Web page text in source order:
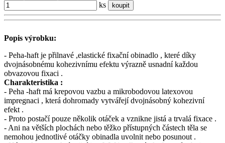
ks
koupit
Popis výrobku:
- Peha-haft je přilnavé ,elastické fixační obinadlo , které díky
dvojnásobnému kohezivnímu efektu výrazně usnadní každou
obvazovou fixaci .
Charakteristika :
- Peha -haft má krepovou vazbu a mikrobodovou latexovou
impregnaci , která dohromady vytvářejí dvojnásobný kohezivní
efekt .
- Proto postačí pouze několik otáček a vznikne jistá a trvalá fixace .
- Ani na větších plochách nebo těžko přístupných částech těla se
nemohou jednotlivé otáčky obinadla uvolnit nebo posunout .